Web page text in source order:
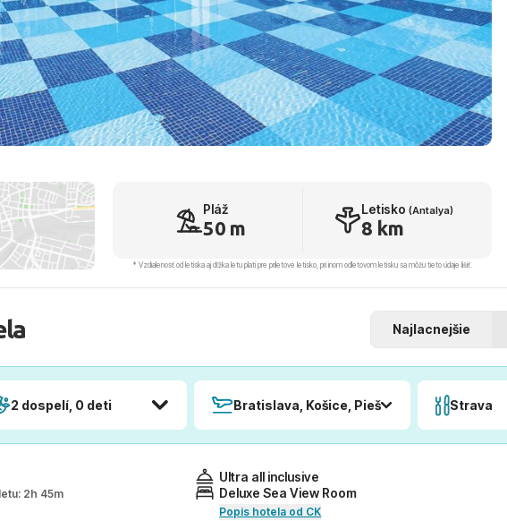
Pláž
50 m
Letisko(Antalya)
8 km
* Vzdialenosť od letiska aj dľžka letu platí pre príletové letisko, pri inom odletovom letisku sa môžu tieto údaje líšiť.
Najlacnejšie
2 dospelí, 0 deti Bratislava, Košice, Piešťany, PopradStrava
2h 45m
Ultra all inclusive
Deluxe Sea View Room
Popis hotela od CK